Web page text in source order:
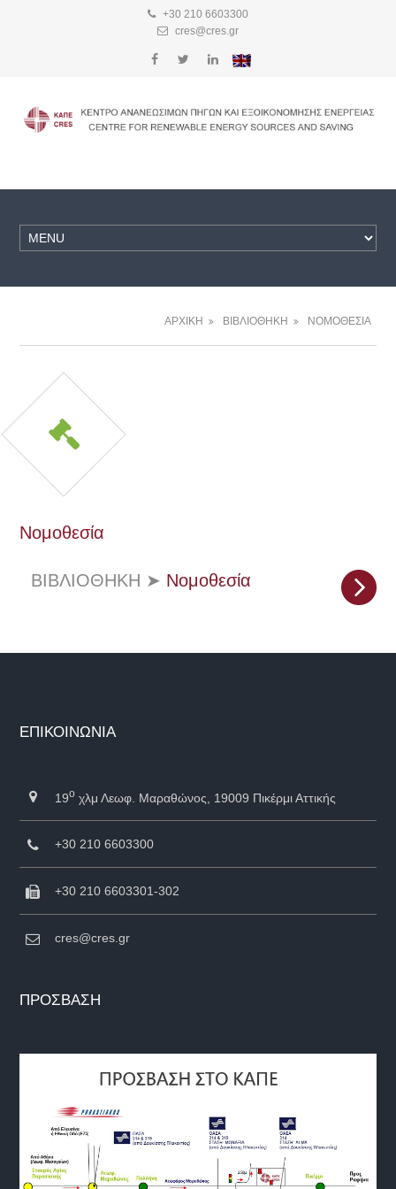
+30 210 6603300
cres@cres.gr
ΑΡΧΙΚΗ ΒΙΒΛΙΟΘΗΚΗ ΝΟΜΟΘΕΣΙΑ
Νομοθεσία
ΒΙΒΛΙΟΘΗΚΗ ➤ Νομοθεσία
ΕΠΙΚΟΙΝΩΝΙΑ
19ο χλμ Λεωφ. Μαραθώνος, 19009 Πικέρμι Αττικής
+30 210 6603300
+30 210 6603301-302
cres@cres.gr
ΠΡΟΣΒΑΣΗ